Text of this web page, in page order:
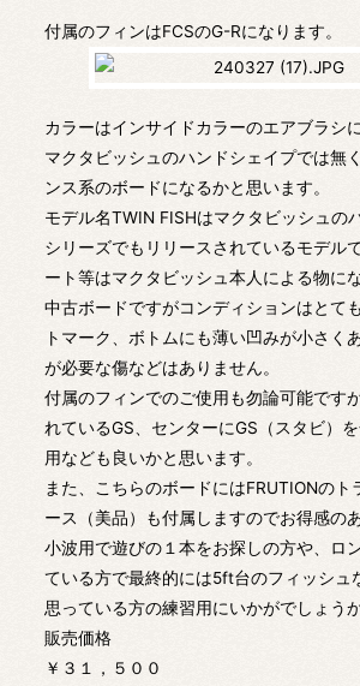
付属のフィンはFCSのG-Rになります。
カラーはインサイドカラーのエアブラシ
マクタビッシュのハンドシェイプでは無
ンス系のボードになるかと思います。
モデル名TWIN FISHはマクタビッシュの
シリーズでもリリースされているモデル
ート等はマクタビッシュ本人による物に
中古ボードですがコンディションはとて
トマーク、ボトムにも薄い凹みが小さく
が必要な傷などはありません。
付属のフィンでのご使用も勿論可能です
れているGS、センターにGS（スタビ）
用なども良いかと思います。
また、こちらのボードにはFRUTIONのト
ース（美品）も付属しますのでお得感の
小波用で遊びの１本をお探しの方や、ロ
ている方で最終的には5ft台のフィッシュ
思っている方の練習用にいかがでしょう
販売価格
￥３１，５００